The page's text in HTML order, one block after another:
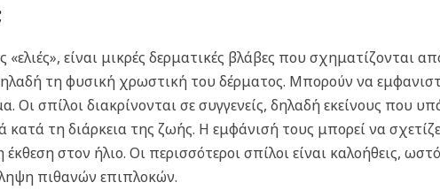
«ελιές», είναι μικρές δερματικές βλάβες που
τη φυσική χρωστική του δέρματος. Μπορούν να
Οι σπίλοι διακρίνονται σε συγγενείς, δηλαδή εκείνους που
τη διάρκεια της ζωής. Η εμφάνισή τους μπορεί να
στον ήλιο. Οι περισσότεροι σπίλοι είναι καλοήθεις,
πιθανών επιπλοκών.